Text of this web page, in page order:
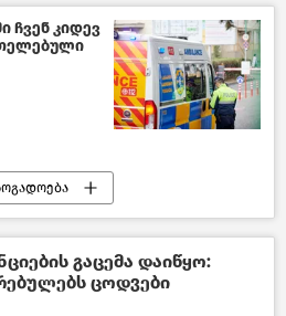
ჩვენ კიდევ
19
გაცემა დაიწყო:
ცოდვები